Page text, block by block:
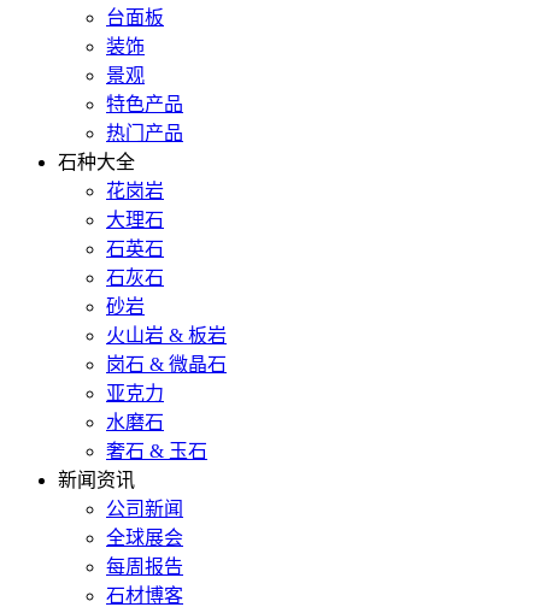
台面板
装饰
景观
特色产品
热门产品
石种大全
花岗岩
大理石
石英石
石灰石
砂岩
火山岩 & 板岩
岗石 & 微晶石
亚克力
水磨石
奢石 & 玉石
新闻资讯
公司新闻
全球展会
每周报告
石材博客